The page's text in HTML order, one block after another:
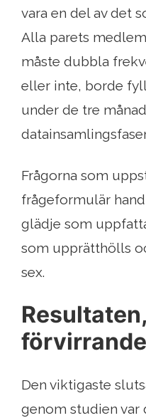
vara en del av det
Alla parets
måste dubbla
eller inte, borde
under de tre
Frågorna som
frågeformulär
glädje som
som upprätthölls
sex.
förvirrande
Den viktigaste
genom studien var